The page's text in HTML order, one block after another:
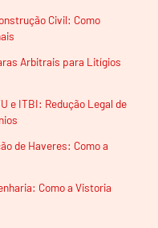
Civil: Como
Arbitrais para Litígios
e ITBI: Redução Legal de
de Haveres: Como a
Como a Vistoria